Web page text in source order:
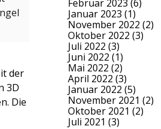
der
3D
Die
Februar 2023 (6)
Januar 2023 (1)
November 2022 (2)
Oktober 2022 (3)
Juli 2022 (3)
Juni 2022 (1)
Mai 2022 (2)
April 2022 (3)
Januar 2022 (5)
November 2021 (2)
Oktober 2021 (2)
Juli 2021 (3)